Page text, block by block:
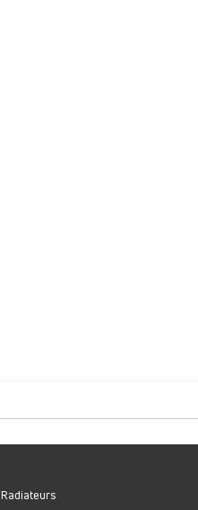
Radiateurs